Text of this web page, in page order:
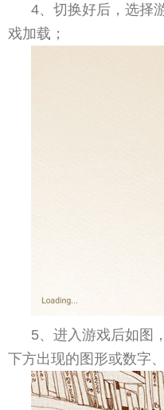
4、切换好后，选择
戏加载；
5、进入游戏后如图
下方出现的图形或数字